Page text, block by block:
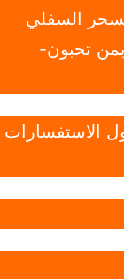
السفلي
تحبون-
الاستفسارات